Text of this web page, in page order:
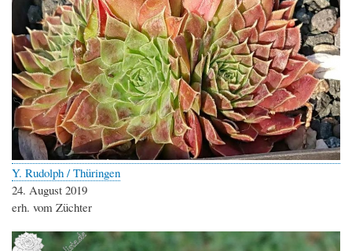
Y. Rudolph / Thüringen
24. August 2019
erh. vom Züchter